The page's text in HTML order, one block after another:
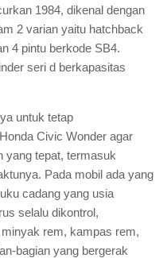
1984, dikenal dengan
2 varian yaitu hatchback
4 pintu berkode SB4.
seri d berkapasitas
untuk tetap
Civic Wonder agar
yang tepat, termasuk
Pada mobil ada yang
cadang yang usia
selalu dikontrol,
rem, kampas rem,
bagian yang bergerak